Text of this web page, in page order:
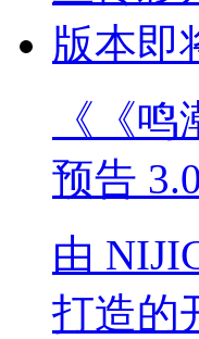
《《
预告
由
打造的